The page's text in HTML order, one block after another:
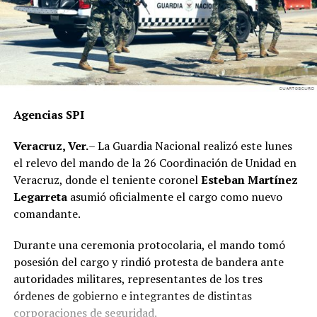
En total ambos recursos pesqueros aportaron un valor
de producción de 207.1 millones de pesos. El GDMMC
representó el 19.9 por ciento del valor de la producción
pesquera nacional de tiburones y rayas.
De acuerdo a la FAO México ocupó en 2018 el treceavo
lugar en producción pesqueras marinas a nivel global,
representando el 1-7 por ciento del total de la
producción pesquera mundial (FAO 2020).
RELATED TOPICS:
DESPUÉS
bienestar
ANTES
Sindicatos universitarios van por incostencias laborales
Agencias SPI
Veracruz, Ver.– La Guardia Nacional realizó este lunes
el relevo del mando de la 26 Coordinación de Unidad en
Veracruz, donde el teniente coronelEsteban Martínez
Legarretaasumió oficialmente el cargo como nuevo
comandante.
Durante una ceremonia protocolaria, el mando tomó
posesión del cargo y rindió protesta de bandera ante
autoridades militares, representantes de los tres
órdenes de gobierno e integrantes de distintas
corporaciones de seguridad.